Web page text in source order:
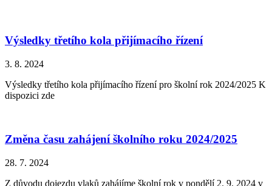
Výsledky třetího kola přijímacího řízení
3. 8. 2024
Výsledky třetího kola přijímacího řízení pro školní rok 2024/2025 K
dispozici zde
Změna času zahájení školního roku 2024/2025
28. 7. 2024
Z důvodu dojezdu vlaků zahájíme školní rok v pondělí 2. 9. 2024 v